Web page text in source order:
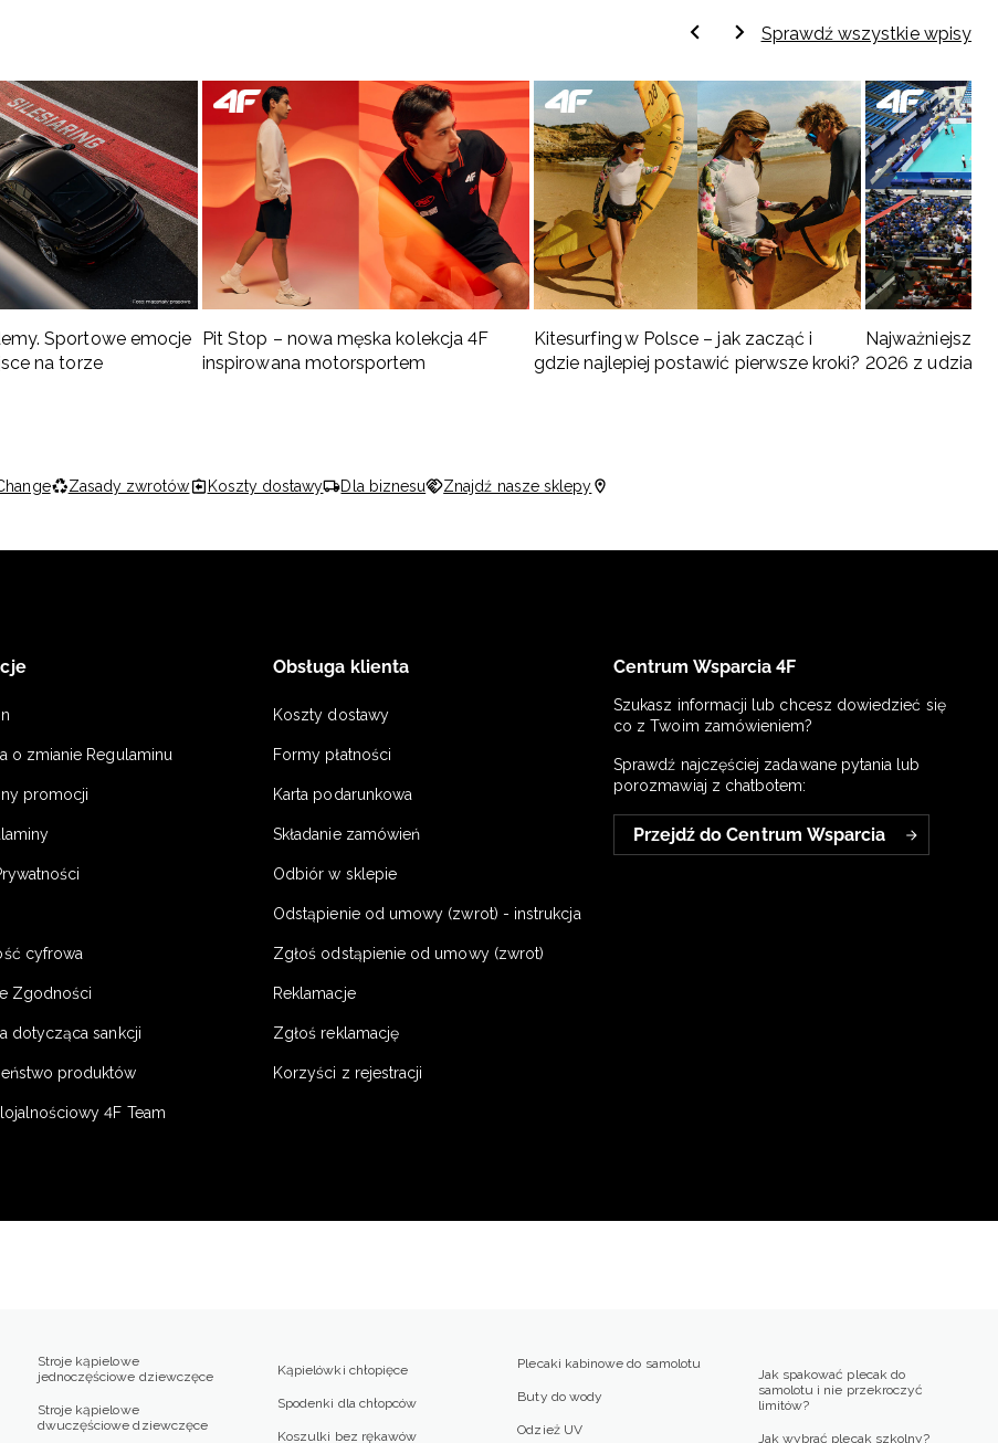
Sprawdź wszystkie wpisy
Sportowe emocje
na torze
Pit Stop – nowa męska kolekcja 4F
inspirowana motorsportem
Kitesurfing w Polsce – jak zacząć i
gdzie najlepiej postawić pierwsze kroki?
Najważniejsze
2026 z
Zasady zwrotów Koszty dostawy Dla biznesu Znajdź nasze sklepy
o zmianie Regulaminu
promocji
cyfrowa
Zgodności
dotycząca sankcji
produktów
4F Team
Obsługa klienta
Koszty dostawy
Formy płatności
Karta podarunkowa
Składanie zamówień
Odbiór w sklepie
Odstąpienie od umowy (zwrot) - instrukcja
Zgłoś odstąpienie od umowy (zwrot)
Reklamacje
Zgłoś reklamację
Korzyści z rejestracji
Centrum Wsparcia 4F
Szukasz informacji lub chcesz dowiedzieć się
co z Twoim zamówieniem?
Sprawdź najczęściej zadawane pytania lub
porozmawiaj z chatbotem:
Przejdź do Centrum Wsparcia
Stroje kąpielowe
jednoczęściowe dziewczęce
Stroje kąpielowe
dwuczęściowe dziewczęce
Kąpielówki chłopięce
Spodenki dla chłopców
Koszulki bez rękawów
Plecaki kabinowe do samolotu
Buty do wody
Odzież UV
Jak spakować plecak do
samolotu i nie przekroczyć
limitów?
Jak wybrać plecak szkolny?